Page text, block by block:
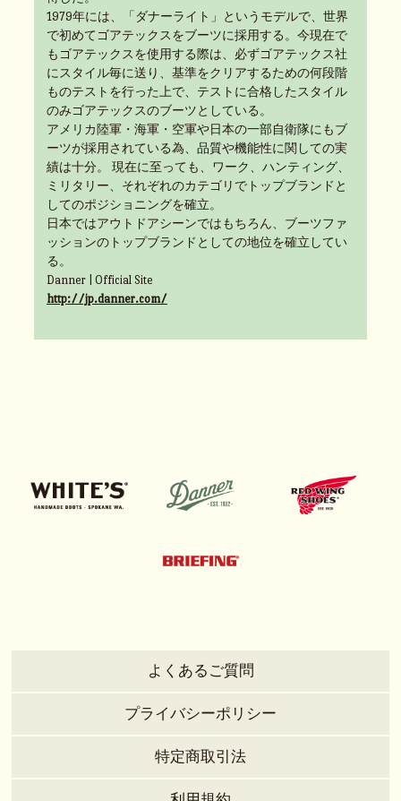
1979年には、「ダナーライト」というモデルで、世界
で初めてゴアテックスをブーツに採用する。今現在で
もゴアテックスを使用する際は、必ずゴアテックス社
にスタイル毎に送り、基準をクリアするための何段階
ものテストを行った上で、テストに合格したスタイル
のみゴアテックスのブーツとしている。
アメリカ陸軍・海軍・空軍や日本の一部自衛隊にもブ
ーツが採用されている為、品質や機能性に関しての実
績は十分。 現在に至っても、ワーク、ハンティング、
ミリタリー、それぞれのカテゴリでトップブランドと
してのポジショニングを確立。
日本ではアウトドアシーンではもちろん、ブーツファ
ッションのトップブランドとしての地位を確立してい
る。
Danner | Official Site
http://jp.danner.com/
よくあるご質問
プライバシーポリシー
特定商取引法